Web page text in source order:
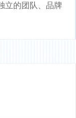
立的团队、品牌